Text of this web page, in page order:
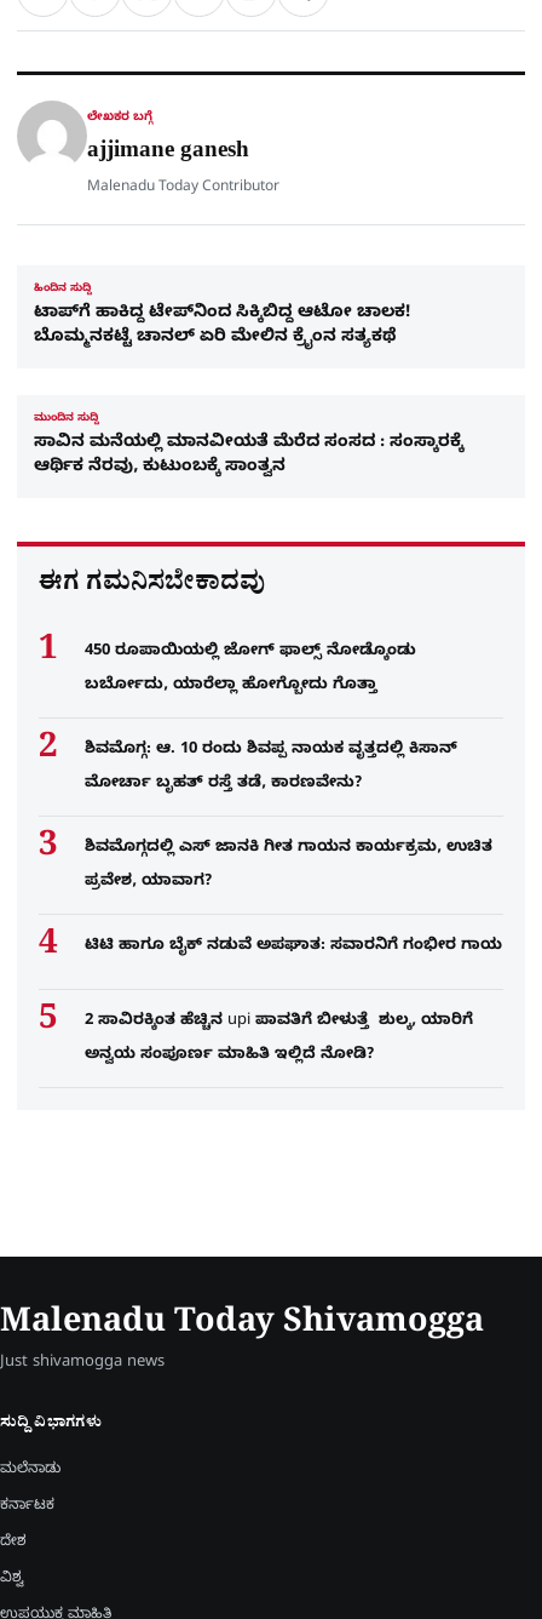
a
t
p
p
c
e
o
k
l
e
a
m
ಲಿಂ
ಕ್
S
h
a
ಲೇಖಕರ ಬಗ್ಗೆ
ajjimane ganesh
Malenadu Today Contributor
ಹಿಂದಿನ ಸುದ್ದಿ
ಟಾಪ್​ಗೆ ಹಾಕಿದ್ದ ಟೇಪ್​ನಿಂದ ಸಿಕ್ಕಿಬಿದ್ದ ಆಟೋ ಚಾಲಕ!
ಬೊಮ್ಮನಕಟ್ಟೆ ಚಾನಲ್​ ಏರಿ ಮೇಲಿನ ಕ್ರೈಂನ ಸತ್ಯಕಥೆ
ಮುಂದಿನ ಸುದ್ದಿ
ಸಾವಿನ ಮನೆಯಲ್ಲಿ ಮಾನವೀಯತೆ ಮೆರೆದ ಸಂಸದ : ಸಂಸ್ಕಾರಕ್ಕೆ
ಆರ್ಥಿಕ ನೆರವು, ಕುಟುಂಬಕ್ಕೆ ಸಾಂತ್ವನ
ಈಗ ಗಮನಿಸಬೇಕಾದವು
450 ರೂಪಾಯಿಯಲ್ಲಿ ಜೋಗ್​ ಫಾಲ್ಸ್​ ನೋಡ್ಕೊಂಡು
ಬರ್ಬೋದು, ಯಾರೆಲ್ಲಾ ಹೋಗ್ಬೋದು ಗೊತ್ತಾ
ಶಿವಮೊಗ್ಗ: ಆ. 10 ರಂದು ಶಿವಪ್ಪ ನಾಯಕ ವೃತ್ತದಲ್ಲಿ ಕಿಸಾನ್
ಮೋರ್ಚಾ ಬೃಹತ್ ರಸ್ತೆ ತಡೆ, ಕಾರಣವೇನು?
ಶಿವಮೊಗ್ಗದಲ್ಲಿ ಎಸ್​ ಜಾನಕಿ ಗೀತ ಗಾಯನ ಕಾರ್ಯಕ್ರಮ, ಉಚಿತ
ಪ್ರವೇಶ, ಯಾವಾಗ?
ಟಿಟಿ ಹಾಗೂ ಬೈಕ್ ನಡುವೆ ಅಪಘಾತ: ಸವಾರನಿಗೆ ಗಂಭೀರ ಗಾಯ
2 ಸಾವಿರಕ್ಕಿಂತ ಹೆಚ್ಚಿನ upi ಪಾವತಿಗೆ ಬೀಳುತ್ತೆ ಶುಲ್ಕ, ಯಾರಿಗೆ
ಅನ್ವಯ ಸಂಪೂರ್ಣ ಮಾಹಿತಿ ಇಲ್ಲಿದೆ ನೋಡಿ?
Malenadu Today Shivamogga
Just shivamogga news
ಸುದ್ದಿ ವಿಭಾಗಗಳು
ಮಲೆನಾಡು
ಕರ್ನಾಟಕ
ದೇಶ
ವಿಶ್ವ
ಉಪಯುಕ್ತ ಮಾಹಿತಿ